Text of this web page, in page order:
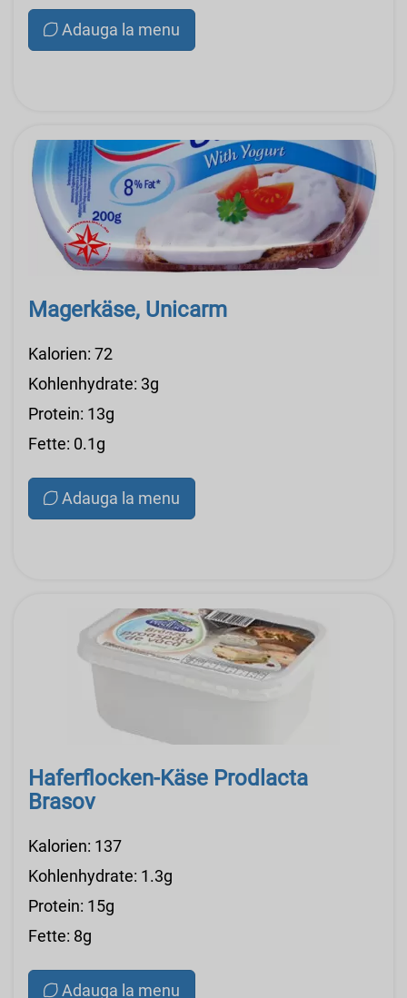
Adauga la menu
Magerkäse, Unicarm
Kalorien: 72
Kohlenhydrate: 3g
Protein: 13g
Fette: 0.1g
Adauga la menu
Haferflocken-Käse Prodlacta
Brasov
Kalorien: 137
Kohlenhydrate: 1.3g
Protein: 15g
Fette: 8g
Adauga la menu